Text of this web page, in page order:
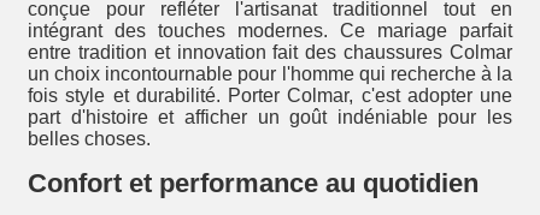
conçue pour refléter l'artisanat traditionnel tout en
intégrant des touches modernes. Ce mariage parfait
entre tradition et innovation fait des chaussures Colmar
un choix incontournable pour l'homme qui recherche à la
fois style et durabilité. Porter Colmar, c'est adopter une
part d'histoire et afficher un goût indéniable pour les
belles choses.
Confort et performance au quotidien